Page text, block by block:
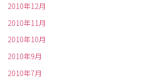
2010年12月
2010年11月
2010年10月
2010年9月
2010年7月